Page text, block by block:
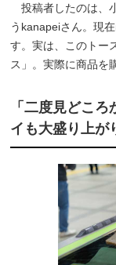
投稿者したのは、
うkanapeiさん。現
す。実は、このトー
ス」。実際に商品を
「二度見どこ
イも大盛り上が